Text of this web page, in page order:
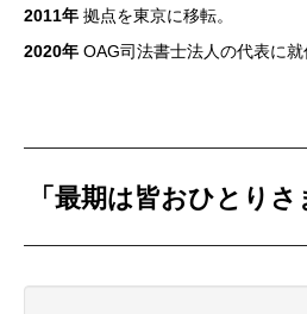
2011年 拠点を東京に移転。
2020年 OAG司法書士法人の代表に就
「最期は皆おひとり